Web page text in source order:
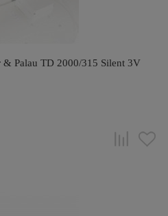
& Palau TD 2000/315 Silent 3V